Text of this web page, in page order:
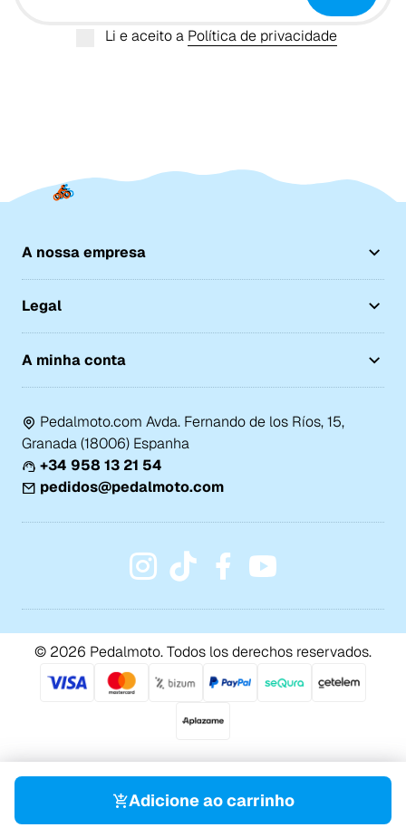
Adicione ao carrinho
Li e aceito a Política de privacidade
A nossa empresa
Legal
A minha conta
Pedalmoto.com Avda. Fernando de los Ríos, 15,
Granada (18006) Espanha
+34 958 13 21 54
pedidos@pedalmoto.com
© 2026 Pedalmoto. Todos los derechos reservados.